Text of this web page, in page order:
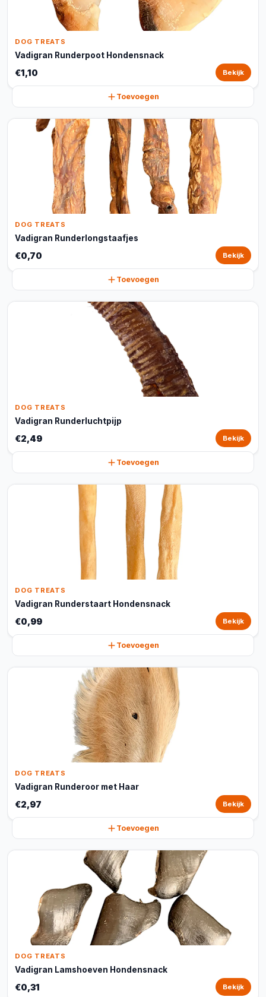
DOG TREATS
Vadigran Runderpoot Hondensnack
€1,10 Bekijk
Toevoegen
DOG TREATS
Vadigran Runderlongstaafjes
€0,70 Bekijk
Toevoegen
DOG TREATS
Vadigran Runderluchtpijp
€2,49 Bekijk
Toevoegen
DOG TREATS
Vadigran Runderstaart Hondensnack
€0,99 Bekijk
Toevoegen
DOG TREATS
Vadigran Runderoor met Haar
€2,97 Bekijk
Toevoegen
DOG TREATS
Vadigran Lamshoeven Hondensnack
€0,31 Bekijk